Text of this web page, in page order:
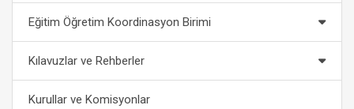
Eğitim Öğretim Koordinasyon Birimi
Kılavuzlar ve Rehberler
Kurullar ve Komisyonlar